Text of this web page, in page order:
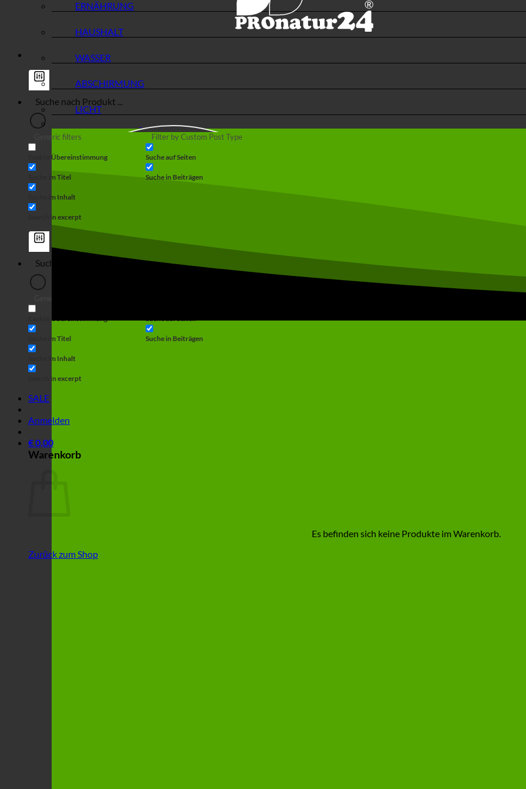
Generic filters
Exakte Übereinstimmung
Suche im Titel
Suche im Inhalt
Search in excerpt
Filter by Custom Post Type
Suche auf Seiten
Suche in Beiträgen
Exakte Übereinstimmung
Suche im Titel
Suche im Inhalt
Search in excerpt
Suche auf Seiten
Suche in Beiträgen
SALE
Anmelden
€0,00
Warenkorb
Es befinden sich keine Produkte im Warenkorb.
Zurück zum Shop
ERNÄHRUNG
HAUSHALT
WASSER
ABSCHIRMUNG
LICHT